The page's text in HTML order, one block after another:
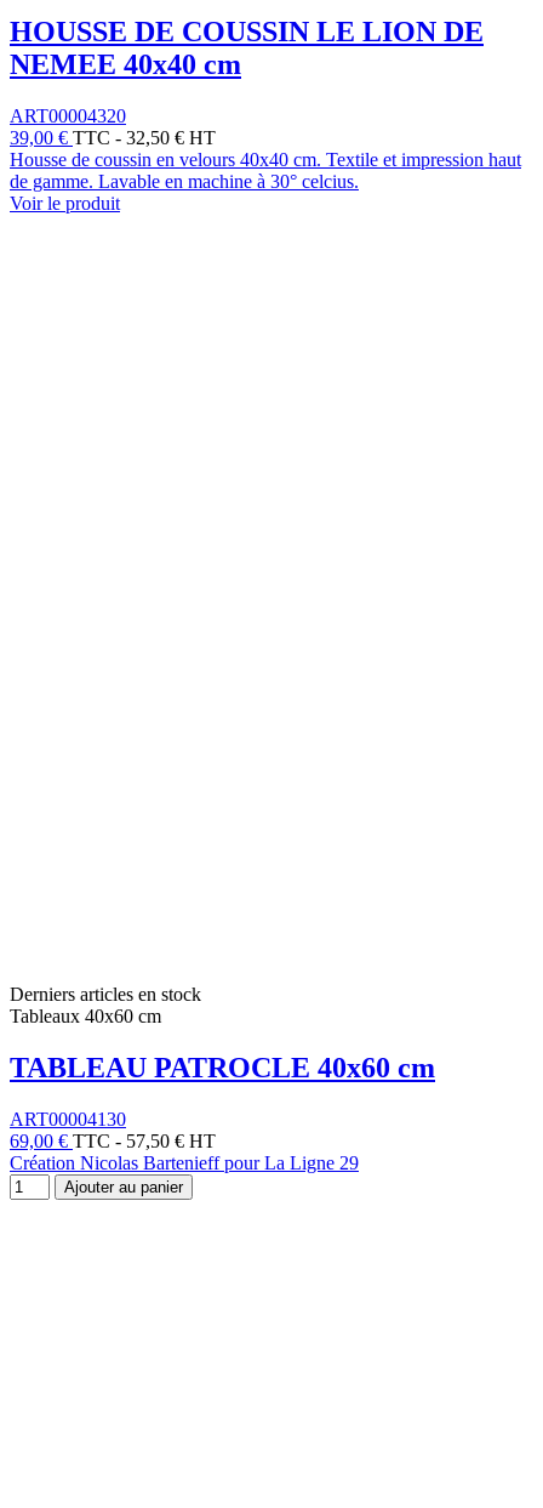
HOUSSE DE COUSSIN LE LION DE
NEMEE 40x40 cm
ART00004320
39,00 € TTC - 32,50 € HT
Housse de coussin en velours 40x40 cm. Textile et impression haut
de gamme. Lavable en machine à 30° celcius.
Voir le produit
Derniers articles en stock
Tableaux 40x60 cm
TABLEAU PATROCLE 40x60 cm
ART00004130
69,00 € TTC - 57,50 € HT
Création Nicolas Bartenieff pour La Ligne 29
Ajouter au panier